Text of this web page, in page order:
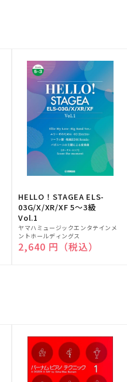
HELLO！STAGEA ELS-
03G/X/XR/XF 5～3級
Vol.1
販
売
元:
ヤマハミュージックエンタテインメ
ントホールディングス
通常価格
2,640 円（税込）